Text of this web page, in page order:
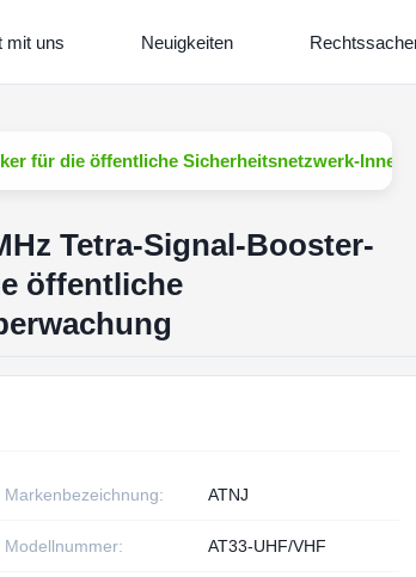
mit uns Neuigkeiten
für die öffentliche Sicherheitsnetzwerk-
Tetra-Signal-Booster-
öffentliche
Markenbezeichnung: ATNJ
Modellnummer: AT33-UHF/VHF